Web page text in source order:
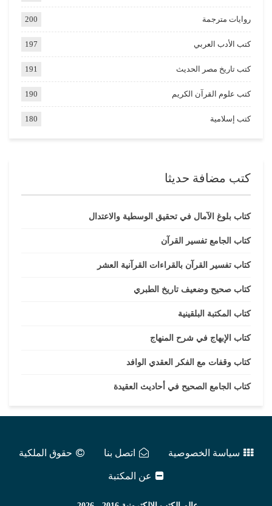
روايات مترجمة 200
كتب الأدب العربي 197
كتب تاريخ مصر الحديث 191
كتب علوم القرآن الكريم 190
كتب إسلامية 180
كتب مضافة حديثا
كتاب بلوغ الآمال في تحقيق الوسطية والاعتدال
كتاب الجامع تفسير القرآن
كتاب تفسير القرآن بالقراءات القرآنية العشر
كتاب صحيح وضعيف تاريخ الطبري
كتاب المكتبة البلقينية
كتاب الإبهاج في شرح المنهاج
كتاب وقفات مع الفكر العقدي الوافد
كتاب الجامع الصحيح في أحاديث العقيدة
سياسة الخصوصية اتصل بنا حقوق الملكية
عن المكتبة